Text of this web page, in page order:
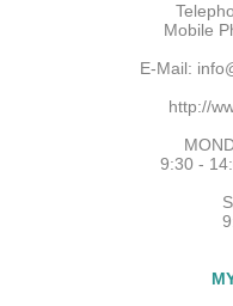
Mobile
E-Mail:
http://
9:30 -